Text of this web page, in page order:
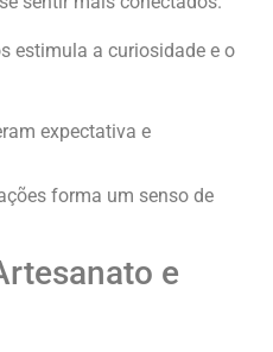
estimula a curiosidade e o
expectativa e
forma um senso de
e